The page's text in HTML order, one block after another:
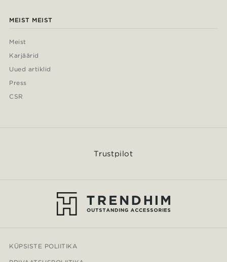
MEIST MEIST
Meist
Karjäärid
Uued artiklid
Press
CSR
Trustpilot
KÜPSISTE POLIITIKA